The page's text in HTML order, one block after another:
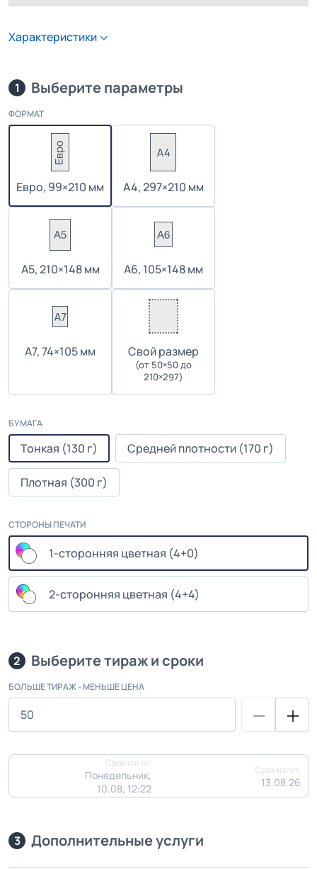
Характеристики
1 Выберите параметры
ФОРМАТ
Евро, 99×210 мм А4, 297×210 мм
А5, 210×148 мм А6, 105×148 мм
А7, 74×105 мм Cвой размер
(от 50×50 до
210×297)
БУМАГА
Тонкая (130 г) Средней плотности (170 г)
Плотная (300 г)
СТОРОНЫ ПЕЧАТИ
1-сторонняя цветная (4+0)
2-сторонняя цветная (4+4)
2 Выберите тираж и сроки
БОЛЬШЕ ТИРАЖ - МЕНЬШЕ ЦЕНА
Срок изгот.
Понедельник,
10.08, 12:22
Срок изгот.
13.08.26
3 Дополнительные услуги